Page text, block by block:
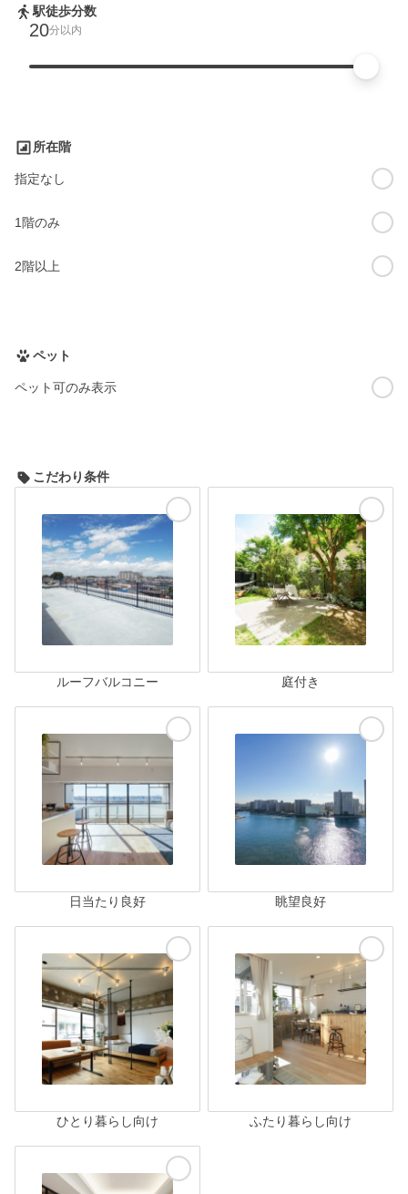
駅徒歩分数
20分以内
所在階
指定なし
1階のみ
2階以上
ペット
ペット可のみ表示
こだわり条件
ルーフバルコニー 庭付き
日当たり良好 眺望良好
ひとり暮らし向け ふたり暮らし向け